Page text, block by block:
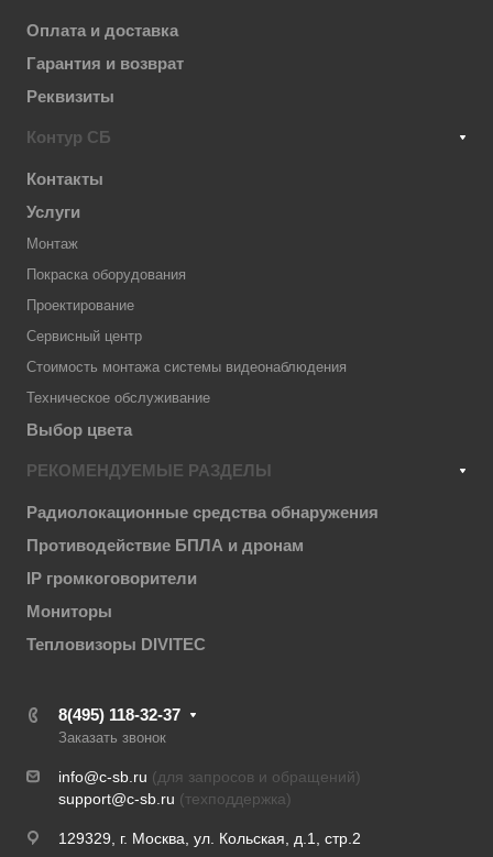
Оплата и доставка
Гарантия и возврат
Реквизиты
Контур СБ
Контакты
Услуги
Монтаж
Покраска оборудования
Проектирование
Сервисный центр
Стоимость монтажа системы видеонаблюдения
Техническое обслуживание
Выбор цвета
РЕКОМЕНДУЕМЫЕ РАЗДЕЛЫ
Радиолокационные средства обнаружения
Противодействие БПЛА и дронам
IP громкоговорители
Мониторы
Тепловизоры DIVITEC
8(495) 118-32-37
Заказать звонок
info@c-sb.ru (для запросов и обращений)
support@c-sb.ru (техподдержка)
129329, г. Москва, ул. Кольская, д.1, стр.2